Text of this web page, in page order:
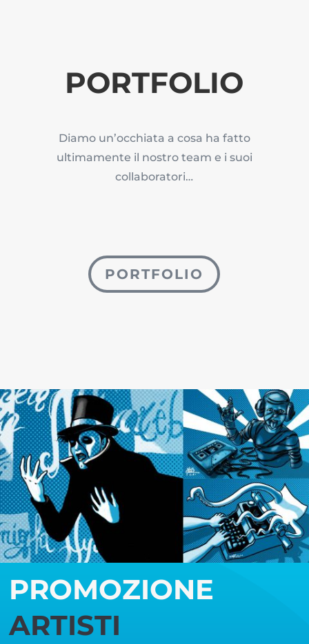
PORTFOLIO
Diamo un’occhiata a cosa ha fatto
ultimamente il nostro team e i suoi
collaboratori…
PORTFOLIO
PROMOZIONE
ARTISTI